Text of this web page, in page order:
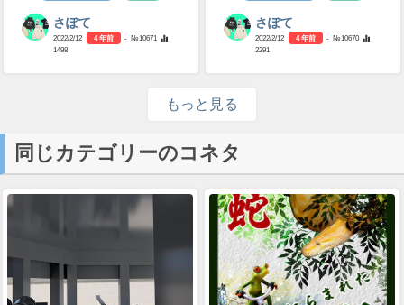
さぽて
2022/2/12 4 年前
- №10671
1498
さぽて
2022/2/12 4 年前
- №10670
2291
もっと見る
同じカテゴリーのコネタ